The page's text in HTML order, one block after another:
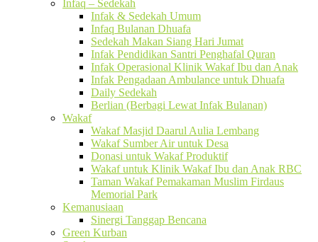
Infaq – Sedekah
Infak & Sedekah Umum
Infaq Bulanan Dhuafa
Sedekah Makan Siang Hari Jumat
Infak Pendidikan Santri Penghafal Quran
Infak Operasional Klinik Wakaf Ibu dan Anak
Infak Pengadaan Ambulance untuk Dhuafa
Daily Sedekah
Berlian (Berbagi Lewat Infak Bulanan)
Wakaf
Wakaf Masjid Daarul Aulia Lembang
Wakaf Sumber Air untuk Desa
Donasi untuk Wakaf Produktif
Wakaf untuk Klinik Wakaf Ibu dan Anak RBC
Taman Wakaf Pemakaman Muslim Firdaus
Memorial Park
Kemanusiaan
Sinergi Tanggap Bencana
Green Kurban